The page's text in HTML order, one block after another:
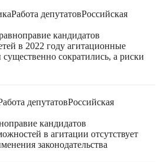
Работа депутатовРоссийская
кандидатов
в 2022 году агитационные
сократились, а риски
депутатовРоссийская
кандидатов
в агитации отсутствует
законодательства